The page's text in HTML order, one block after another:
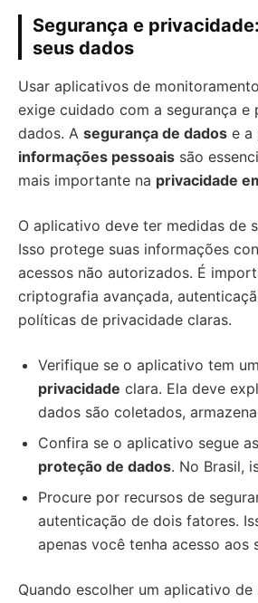
Segurança e
seus dados
Usar aplicativos de
exige cuidado com a segurança e
dados. A segurança de dados e a
informações pessoais são
mais importante na privacidade
O aplicativo deve ter medidas de
Isso protege suas informações
acessos não autorizados. É
criptografia avançada,
políticas de privacidade claras.
Verifique se o aplicativo tem
privacidade clara. Ela deve
dados são coletados,
Confira se o aplicativo segue
proteção de dados. No Brasil,
Procure por recursos de
autenticação de dois fatores.
apenas você tenha acesso aos
Quando escolher um aplicativo